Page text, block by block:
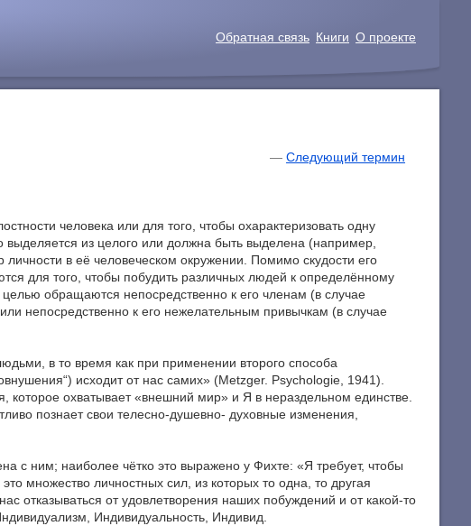
Обратная связь Книги О проекте
—Следующий термин
человека или для того, чтобы охарактеризовать одну
выделяется из целого или должна быть выделена (например,
в её человеческом окружении. Помимо скудости его
для того, чтобы побудить различных людей к определённому
обращаются непосредственно к его членам (в случае
непосредственно к его нежелательным привычкам (в случае
в то время как при применении второго способа
исходит от нас самих» (Metzger. Psychologie, 1941).
которое охватывает «внешний мир» и Я в нераздельном единстве.
познает свои телесно-душевно- духовные изменения,
с ним; наиболее чётко это выражено у Фихте: «Я требует, чтобы
множество личностных сил, из которых то одна, то другая
от удовлетворения наших побуждений и от какой-то
Индивидуальность, Индивид.